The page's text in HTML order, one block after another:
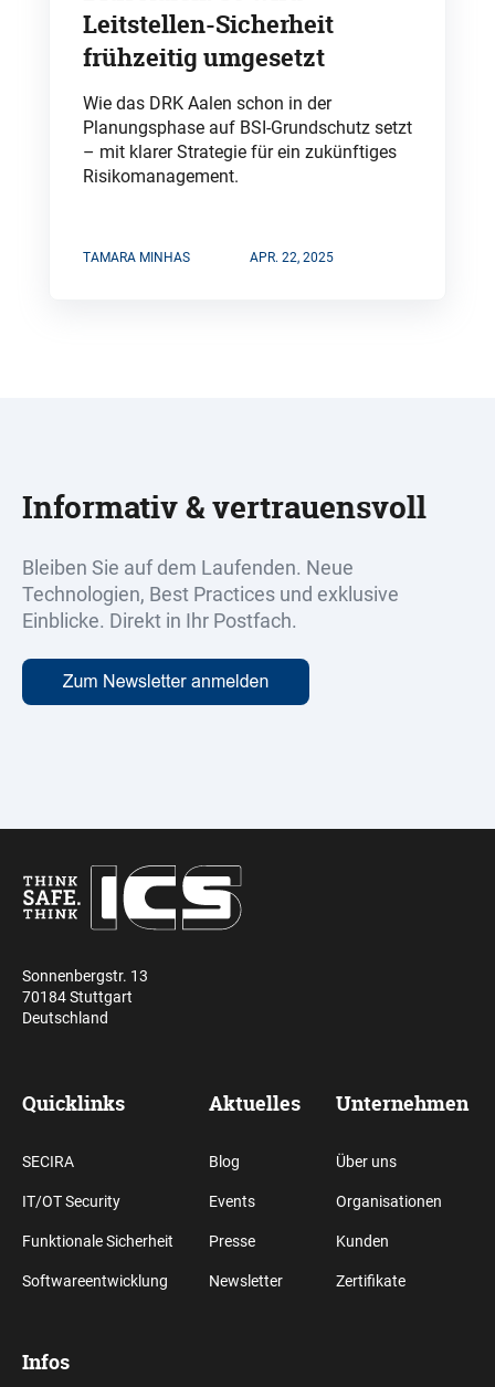
Leitstellen-Sicherheit
frühzeitig umgesetzt
Wie das DRK Aalen schon in der
Planungsphase auf BSI-Grundschutz setzt
– mit klarer Strategie für ein zukünftiges
Risikomanagement.
TAMARA MINHAS APR. 22, 2025
Informativ & vertrauensvoll
Bleiben Sie auf dem Laufenden. Neue
Technologien, Best Practices und exklusive
Einblicke. Direkt in Ihr Postfach.
Sonnenbergstr. 13
70184 Stuttgart
Deutschland
Quicklinks
SECIRA
IT/OT Security
Funktionale Sicherheit
Softwareentwicklung
Aktuelles
Blog
Events
Presse
Newsletter
Unternehmen
Über uns
Organisationen
Kunden
Zertifikate
Infos